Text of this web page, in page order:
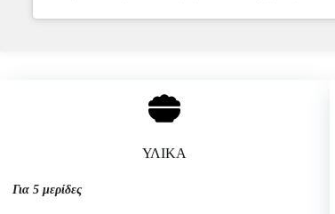
ΥΛΙΚΑ
Για 5 μερίδες